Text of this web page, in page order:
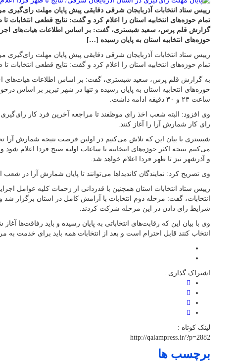
رییس ستاد انتخابات آذربایجان شرقی دقایقی پیش پایان مهلت رای‌گیری
تمام حوزه‌های انتخابیه استان را اعلام کرد و گفت: نتایج قطعی انتخابات
گزارش قلم پرس، سعید شبستری، گفت: بر اساس اطلاعات هیات‌های
حوزه‌های انتخابیه استان به پایان رسیده […]
رییس ستاد انتخابات آذربایجان شرقی دقایقی پیش پایان مهلت رای‌گیری
تمام حوزه‌های انتخابیه استان را اعلام کرد و گفت: نتایج قطعی انتخابات
به گزارش قلم پرس، سعید شبستری، گفت: بر اساس اطلاعات هیات‌های
حوزه‌های انتخابیه استان به پایان رسیده و تنها در شهر تبریز بر اساس
ساعت ۲۳ و ۳۰ دقیقه ادامه داشت.
وی افزود: البته شعب اخذ رای موظفند تا مراجعه آخرین فرد کار رای‌گیری
رای کار شمارش آرا را آغاز کنند.
شبستری با بیان این که تلاش می‌کنیم در اولین فرصت نتیجه شمارش آرا
می‌کنیم نتیجه اکثر حوزه‌های انتخابیه تا ساعات اولیه صبح فردا اعلام شود و
و آذرشهر نیز تا ظهر فردا اعلام خواهد شد.
وی تصریح کرد: نمایندگان کاندیداها می‌توانند تا پایان شمارش آرا در
رییس ستاد انتخابات استان همچنین با قدردانی از زحمات کلیه عوامل
شرایط رای دادن در این مرحله شرکت کردند.
وی با بیان این که رقابت‌های انتخاباتی به پایان رسیده و باید رفاقت‌ها
انتخاب کنند قابل احترام است و بعد از انتخابات همه باید برای خدمت به
اشتراک گذاری :
لینک کوتاه :
http://qalampress.ir/?p=2882
برچسب ها